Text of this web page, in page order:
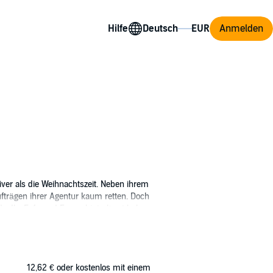
Hilfe Anmelden
als die Weihnachtszeit. Neben ihrem
ihrer Agentur kaum retten. Doch
Ihr Exfreund Espen hinterlässt hohe
12,62 € oder kostenlos mit einem